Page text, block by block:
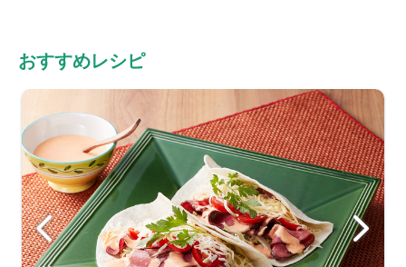
おすすめレシピ